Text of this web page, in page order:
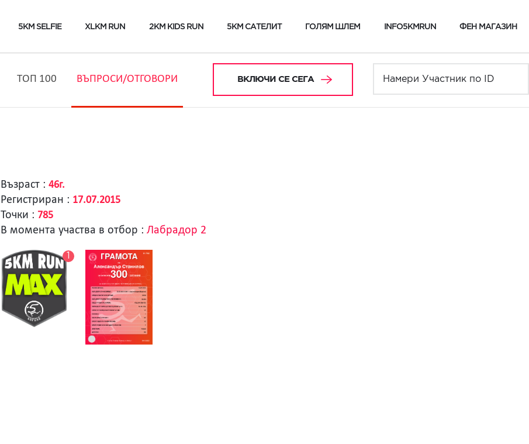
5KM SELFIE XLKM RUN 2KM KIDS RUN 5KM САТЕЛИТ ГОЛЯМ ШЛЕМ INFO5KMRUN ФЕН МАГАЗИН
ТОП 100 ВЪПРОСИ/ОТГОВОРИ ВКЛЮЧИ СЕ СЕГА
Възраст : 46г.
Регистриран : 17.07.2015
Точки : 785
В момента участва в отбор : Лабрадор 2